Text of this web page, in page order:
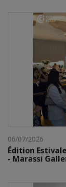
06/07/2026
Édition
- Marassi